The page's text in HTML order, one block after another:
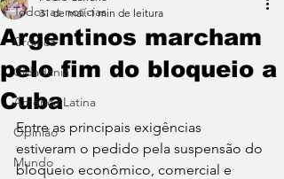
Todos as notícias
Crônica
Cidadania
América Latina
Opinião
Mundo
Argentinos marcham
pelo fim do bloqueio a
Cuba
31 de mai. 1 min de leitura
Entre as principais exigências
estiveram o pedido pela suspensão do
bloqueio econômico, comercial e